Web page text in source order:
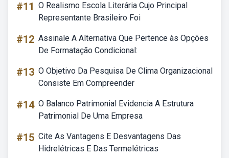
#11 O Realismo Escola Literária Cujo Principal
Representante Brasileiro Foi
#12 Assinale A Alternativa Que Pertence às Opções
De Formatação Condicional:
#13 O Objetivo Da Pesquisa De Clima Organizacional
Consiste Em Compreender
#14 O Balanco Patrimonial Evidencia A Estrutura
Patrimonial De Uma Empresa
#15 Cite As Vantagens E Desvantagens Das
Hidrelétricas E Das Termelétricas